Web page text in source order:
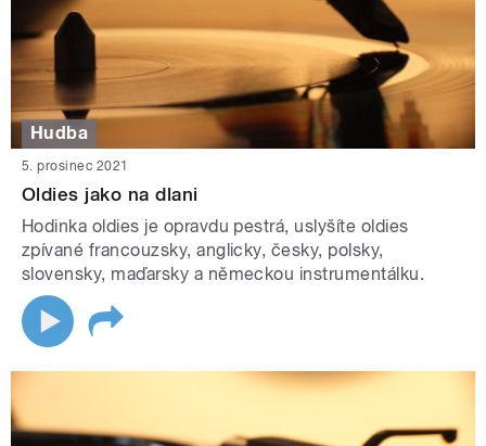
Hudba
5. prosinec 2021
Oldies jako na dlani
Hodinka oldies je opravdu pestrá, uslyšíte oldies
zpívané francouzsky, anglicky, česky, polsky,
slovensky, maďarsky a německou instrumentálku.